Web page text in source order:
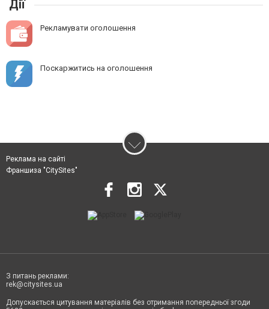
Дії
Рекламувати оголошення
Поскаржитись на оголошення
Реклама на сайті
Франшиза "CitySites"
З питань реклами:
rek@citysites.ua
Допускається цитування матеріалів без отримання попередньої згоди